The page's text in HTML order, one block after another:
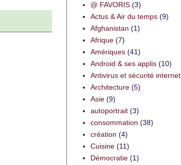
@ FAVORIS (3)
Actus & Air du temps (9)
Afghanistan (1)
Afrique (7)
Amériques (41)
Android & ses applis (10)
Antivirus et sécurité internet
Architecture (5)
Asie (9)
autoportrait (3)
consommation (38)
création (4)
Cuisine (11)
Démocratie (1)